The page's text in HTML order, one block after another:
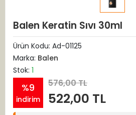
Balen Keratin Sıvı 30ml
Ürün Kodu: Ad-01125
Marka: Balen
Stok: 1
%9
indirim
576,00 TL
522,00 TL